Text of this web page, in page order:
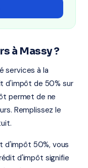
à Massy ?
services à la
d'impôt de 50% sur
permet de ne
Remplissez le
d'impôt 50%, vous
d'impôt signifie